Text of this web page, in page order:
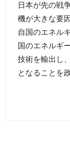
日本が先の戦
機が大きな要
自国のエネル
国のエネルギ
技術を輸出し
となることを